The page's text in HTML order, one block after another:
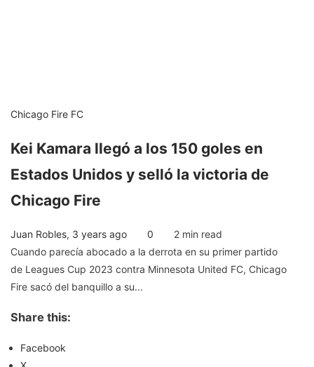
Chicago Fire FC
Kei Kamara llegó a los 150 goles en
Estados Unidos y selló la victoria de
Chicago Fire
Juan Robles, 3 years ago 0 2 min read
Cuando parecía abocado a la derrota en su primer partido
de Leagues Cup 2023 contra Minnesota United FC, Chicago
Fire sacó del banquillo a su...
Share this:
Facebook